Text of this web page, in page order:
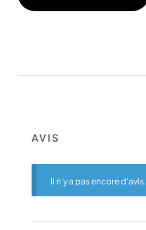
AVIS
Il n’y a pas encore d’avis.